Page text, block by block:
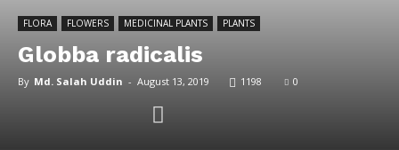
FLORA FLOWERS MEDICINAL PLANTS PLANTS
Globba radicalis
By Md. Salah Uddin - August 13, 2019 1198 0